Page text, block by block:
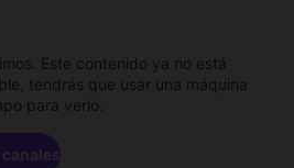
Este contenido ya no está
tendrás que usar una máquina
para verlo.